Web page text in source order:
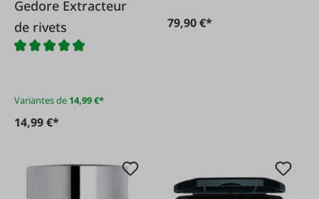
Gedore Extracteur
de rivets
Variantes de 14,99 €*
14,99 €*
79,90 €*